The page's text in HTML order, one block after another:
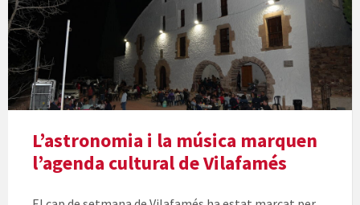
L’astronomia i la música marquen
l’agenda cultural de Vilafamés